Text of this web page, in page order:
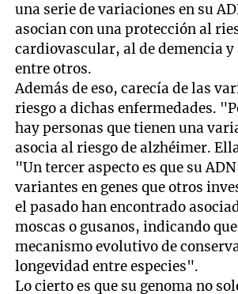
una serie de variaciones en su
asocian con una protección al
cardiovascular, al de demencia y
entre otros.
Además de eso, carecía de las
riesgo a dichas enfermedades.
hay personas que tienen una
asocia al riesgo de alzhéimer.
"Un tercer aspecto es que su
variantes en genes que otros
el pasado han encontrado
moscas o gusanos, indicando
mecanismo evolutivo de
longevidad entre especies".
Lo cierto es que su genoma no